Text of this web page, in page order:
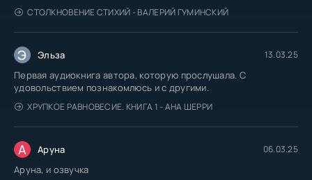
СТОЛКНОВЕНИЕ СТИХИЙ - ВАЛЕРИЙ ГУМИНСКИЙ
Э Эльза 13.03.25
Первая аудиокнига автора, которую прослушала. С
удовольствием познакомлюсь и с другими.
ХРУПКОЕ РАВНОВЕСИЕ. КНИГА 1 - АНА ШЕРРИ
А Аруна 06.03.25
Аруна, и озвучка